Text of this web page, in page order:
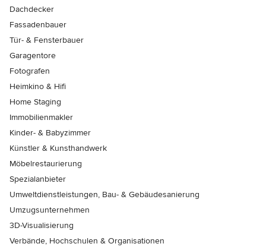
Dachdecker
Fassadenbauer
Tür- & Fensterbauer
Garagentore
Fotografen
Heimkino & Hifi
Home Staging
Immobilienmakler
Kinder- & Babyzimmer
Künstler & Kunsthandwerk
Möbelrestaurierung
Spezialanbieter
Umweltdienstleistungen, Bau- & Gebäudesanierung
Umzugsunternehmen
3D-Visualisierung
Verbände, Hochschulen & Organisationen